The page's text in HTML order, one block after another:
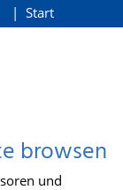
Start
browsen
und